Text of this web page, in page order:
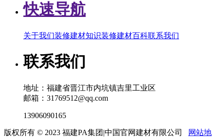
快速导航
关于我们装修建材知识装修建材百科联系我们
联系我们
地址：福建省晋江市内坑镇吉里工业区
邮箱：31769512@qq.com
13906090165
版权所有 © 2023 福建PA集团|中国官网建材有限公司
网站地